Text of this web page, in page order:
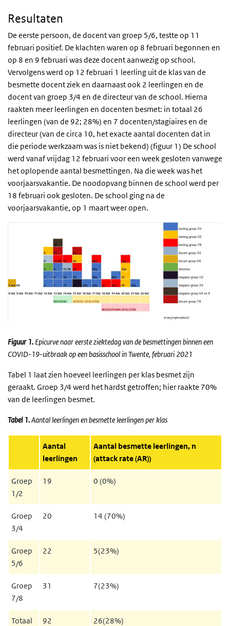
Resultaten
De eerste persoon, de docent van groep 5/6, testte op 11
februari positief. De klachten waren op 8 februari begonnen en
op 8 en 9 februari was deze docent aanwezig op school.
Vervolgens werd op 12 februari 1 leerling uit de klas van de
besmette docent ziek en daarnaast ook 2 leerlingen en de
docent van groep 3/4 en de directeur van de school. Hierna
raakten meer leerlingen en docenten besmet: in totaal 26
leerlingen (van de 92; 28%) en 7 docenten/stagiaires en de
directeur (van de circa 10, het exacte aantal docenten dat in
die periode werkzaam was is niet bekend) (figuur 1) De school
werd vanaf vrijdag 12 februari voor een week gesloten vanwege
het oplopende aantal besmettingen. Na die week was het
voorjaarsvakantie. De noodopvang binnen de school werd per
18 februari ook gesloten. De school ging na de
voorjaarsvakantie, op 1 maart weer open.
Figuur 1. Epicurve naar eerste ziektedag van de besmettingen binnen een
COVID-19-uitbraak op een basisschool in Twente, februari 2021
Tabel 1 laat zien hoeveel leerlingen per klas besmet zijn
geraakt. Groep 3/4 werd het hardst getroffen; hier raakte 70%
van de leerlingen besmet.
Tabel 1.Aantal leerlingen en besmette leerlingen per klas
Aantal
leerlingen
Aantal besmette leerlingen, n
(attack rate (AR))
Groep
1/2
19 0 (0%)
Groep
3/4
20 14 (70%)
Groep
5/6
22 5(23%)
Groep
7/8
31 7(23%)
Totaal 92 26(28%)